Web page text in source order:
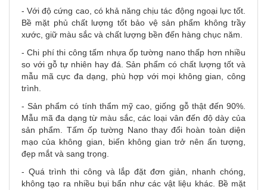
- Với độ cứng cao, có khả năng chịu tác động ngoại lực tốt.
Bề mặt phủ chất lượng tốt bảo vệ sản phẩm không trầy
xước, giữ màu sắc và chất lượng bền đến hàng chục năm.
- Chi phí thi công tấm nhựa ốp tường nano thấp hơn nhiều
so với gỗ tự nhiên hay đá. Sản phẩm có chất lượng tốt và
mẫu mã cực đa dạng, phù hợp với mọi không gian, công
trình.
- Sản phẩm có tính thẩm mỹ cao, giống gỗ thật đến 90%.
Mẫu mã đa dạng từ màu sắc, các loại vân đến độ dày của
sản phẩm. Tấm ốp tường Nano thay đổi hoàn toàn diện
mạo của không gian, biến không gian trở nên ấn tượng,
đẹp mắt và sang trọng.
- Quá trình thi công và lắp đặt đơn giản, nhanh chóng,
không tạo ra nhiều bụi bẩn như các vật liệu khác. Bề mặt